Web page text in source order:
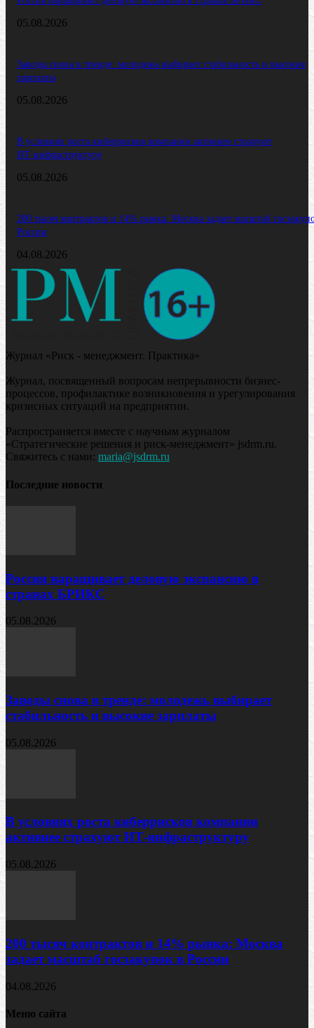
05.08.2026
Заводы снова в тренде: молодежь выбирает стабильность и высокие
зарплаты
05.08.2026
В условиях роста киберрисков компании активнее страхуют
ИТ‑инфраструктуру
05.08.2026
200 тысяч контрактов и 14% рынка: Москва задает масштаб
России
04.08.2026
Журнал «Риск - менеджмент. Практика»
Журнал, посвященный вопросам непрерывности бизнес-
процессов, профилактике возникновения и урегулирования
кризисных ситуаций на предприятии.
Распространяется вместе с научным журналом
«Стратегические решения и риск-менеджмент» jsdrm.ru.
Свяжитесь с нами: maria@jsdrm.ru
Последние новости
Россия наращивает деловую экспансию в
странах БРИКС
05.08.2026
Заводы снова в тренде: молодежь выбирает
стабильность и высокие зарплаты
05.08.2026
В условиях роста киберрисков компании
активнее страхуют ИТ‑инфраструктуру
05.08.2026
200 тысяч контрактов и 14% рынка: Москва
задает масштаб госзакупок в России
04.08.2026
Меню сайта